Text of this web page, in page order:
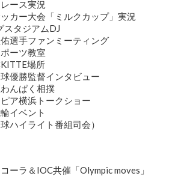
ース実況
カー大会「ミルクカップ」実況
スタジアムDJ
選手ファンミーティング
ーツ教室
場所
優勝監督インタビュー
んぱく相撲
ア横浜トークショー
イベント
ハイライト番組司会）
ーラ＆IOC共催「Olympic moves」